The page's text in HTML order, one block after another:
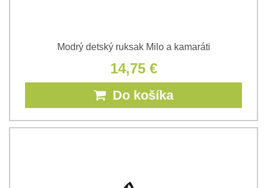
Modrý detský ruksak Milo a kamaráti
14,75 €
Do košíka